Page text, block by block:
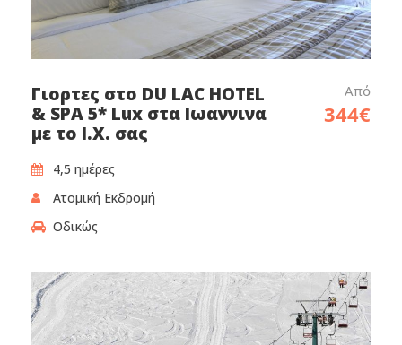
Γιορτες στο DU LAC HOTEL
& SPA 5* Lux στα Ιωαννινα
με το Ι.Χ. σας
Από
344€
4,5 ημέρες
Ατομική Εκδρομή
Οδικώς